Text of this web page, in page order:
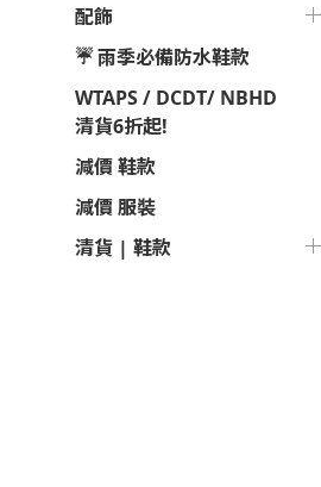
配飾
☔ 雨季必備防水鞋款
WTAPS / DCDT/ NBHD
清貨6折起!
減價 鞋款
減價 服裝
清貨 | 鞋款